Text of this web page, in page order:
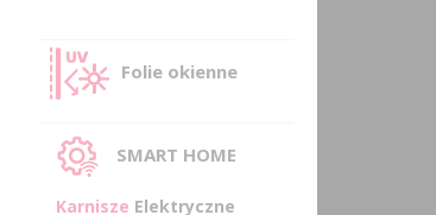
Folie okienne
SMART HOME
Karnisze Elektryczne